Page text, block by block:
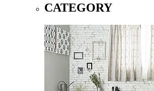
CATEGORY